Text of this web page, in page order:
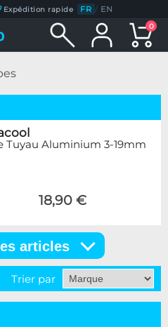
Expédition rapide FR / EN
0
Tuyau Aluminium 3-19mm
18,90 €
articles
Trier par